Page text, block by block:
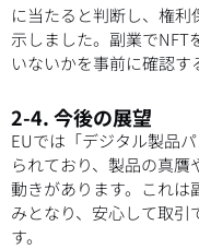
に当たると判断し、権
示しました。副業でNFT
いないかを事前に確認す
2-4. 今後の展望
EUでは「デジタル製品
られており、製品の真
動きがあります。これは
みとなり、安心して取引
す。